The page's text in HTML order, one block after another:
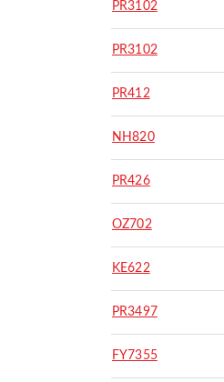
PR3102
PR3102
PR412
NH820
PR426
OZ702
KE622
PR3497
FY7355